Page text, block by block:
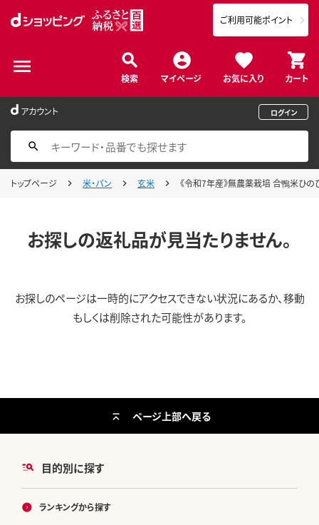
検索 マイページ お気に入り カート
ご利用可能ポイント
アカウント ログイン
トップページ 米・パン 玄米 《令和7年産》無農薬栽培 合鴨米ひ
お探しの返礼品が見当たりません。
お探しのページは一時的にアクセスできない状況にあるか、移動
もしくは削除された可能性があります。
目的別に探す
ランキングから探す
ページ上部へ戻る